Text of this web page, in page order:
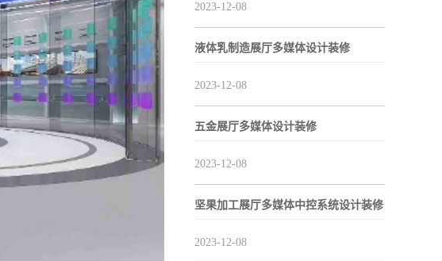
2023-12-08
液体乳制造展厅多媒体设计装修
2023-12-08
五金展厅多媒体设计装修
2023-12-08
坚果加工展厅多媒体中控系统设计装修
2023-12-08